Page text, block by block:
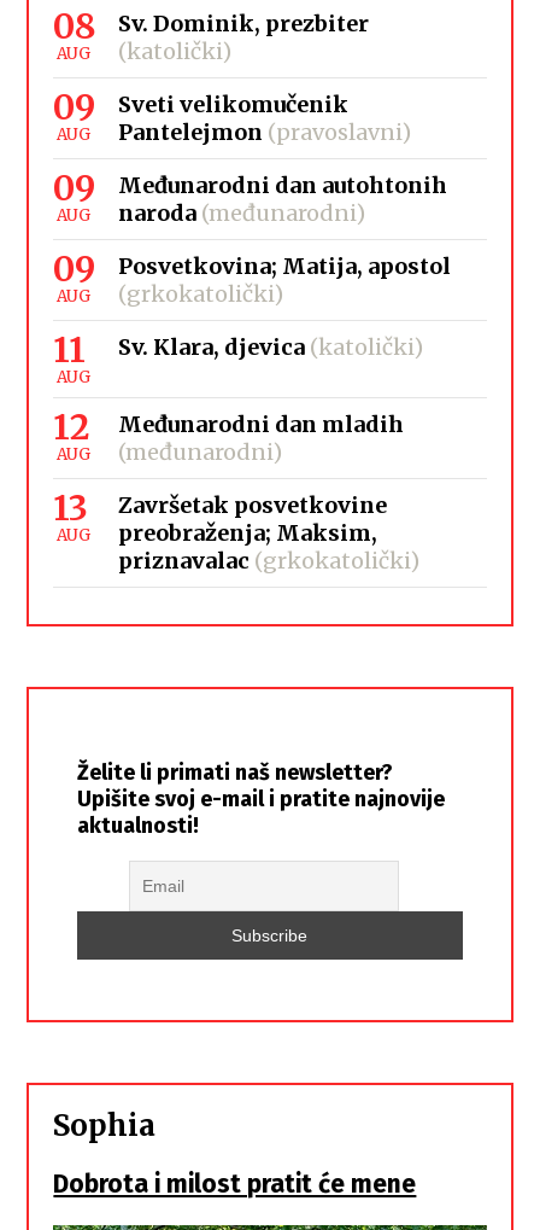
08
AUG
Sv. Dominik, prezbiter
(katolički)
09
AUG
Sveti velikomučenik
Pantelejmon (pravoslavni)
09
AUG
Međunarodni dan autohtonih
naroda (međunarodni)
09
AUG
Posvetkovina; Matija, apostol
(grkokatolički)
11
AUG
Sv. Klara, djevica (katolički)
12
AUG
Međunarodni dan mladih
(međunarodni)
13
AUG
Završetak posvetkovine
preobraženja; Maksim,
priznavalac (grkokatolički)
Želite li primati naš newsletter?
Upišite svoj e-mail i pratite najnovije
aktualnosti!
Sophia
Dobrota i milost pratit će mene